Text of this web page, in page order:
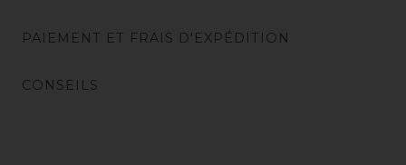
PAIEMENT ET FRAIS D'EXPÉDITION
CONSEILS